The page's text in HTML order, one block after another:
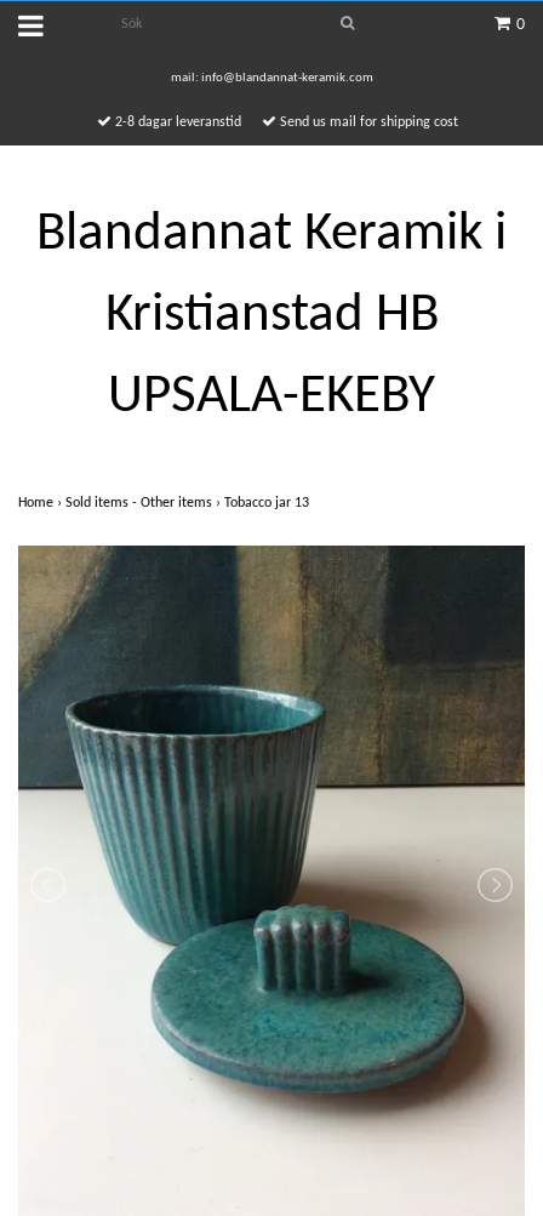
0
mail: info@blandannat-keramik.com
2-8 dagar leveranstid Send us mail for shipping cost
Blandannat Keramik i
Kristianstad HB
UPSALA-EKEBY
Home › Sold items - Other items › Tobacco jar 13